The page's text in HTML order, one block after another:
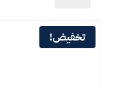
تخفيض!